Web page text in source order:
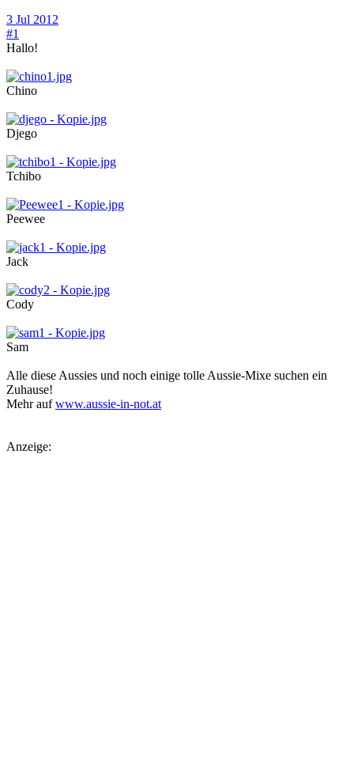
3 Jul 2012
#1
Hallo!
Chino
Djego
Tchibo
Peewee
Jack
Cody
Sam
Alle diese Aussies und noch einige tolle Aussie-Mixe suchen ein
Zuhause!
Mehr aufwww.aussie-in-not.at
Anzeige: